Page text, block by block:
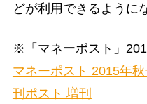
どが利用できるように
※「マネーポスト」
マネーポスト 2015年
刊ポスト 増刊